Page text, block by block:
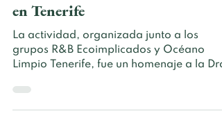
Limpieza en playa Grande, El
Porís, junto a más de 50 personas
en Tenerife
grupos R&B Ecoimplicados y Océano